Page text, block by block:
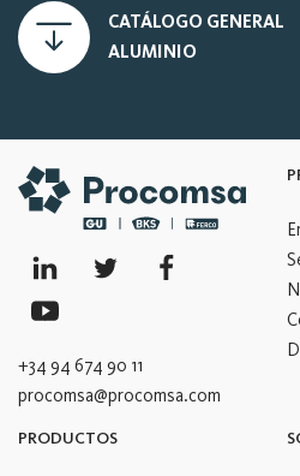
CATÁLOGO GENERAL
ALUMINIO
+34 94 674 90 11
procomsa@procomsa.com
PRODUCTOS